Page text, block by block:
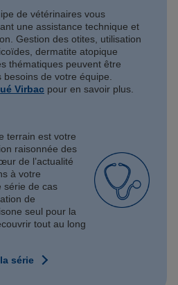
de vétérinaires vous
une assistance technique et
Gestion des otites, utilisation
dermatite atopique
thématiques peuvent être
de votre équipe.
Virbac pour en savoir plus.
terrain est votre
raisonnée des
de l’actualité
à votre
série de cas
de
seul pour la
tout au long
série